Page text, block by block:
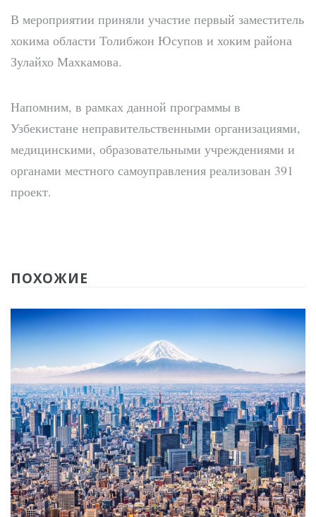
В мероприятии приняли участие первый заместитель
хокима области Толибжон Юсупов и хоким района
Зулайхо Махкамова.
Напомним, в рамках данной программы в
Узбекистане неправительственными организациями,
медицинскими, образовательными учреждениями и
органами местного самоуправления реализован 391
проект.
ПОХОЖИЕ